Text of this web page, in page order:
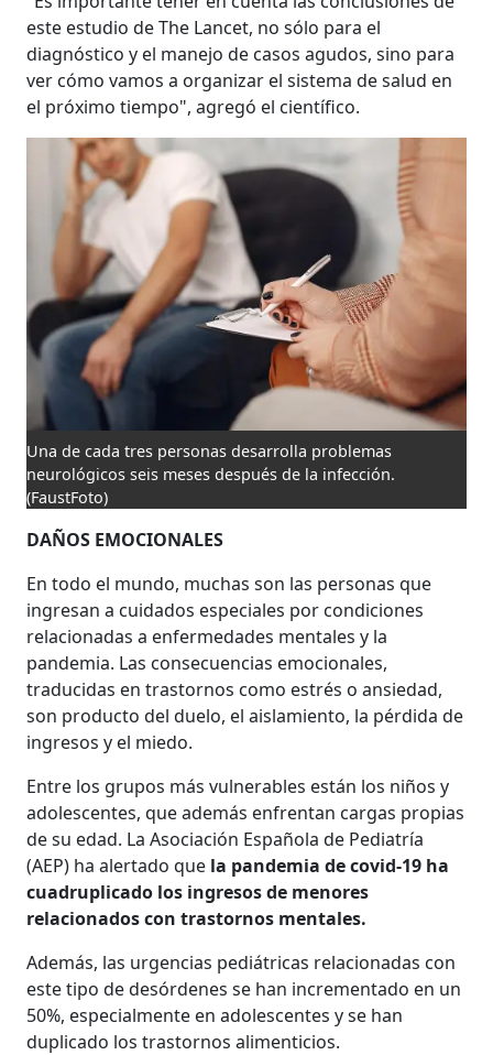
este estudio de The Lancet, no sólo para el
diagnóstico y el manejo de casos agudos, sino para
ver cómo vamos a organizar el sistema de salud en
el próximo tiempo", agregó el científico.
Una de cada tres personas desarrolla problemas
neurológicos seis meses después de la infección.
(FaustFoto)
DAÑOS EMOCIONALES
En todo el mundo, muchas son las personas que
ingresan a cuidados especiales por condiciones
relacionadas a enfermedades mentales y la
pandemia. Las consecuencias emocionales,
traducidas en trastornos como estrés o ansiedad,
son producto del duelo, el aislamiento, la pérdida de
ingresos y el miedo.
Entre los grupos más vulnerables están los niños y
adolescentes, que además enfrentan cargas propias
de su edad. La Asociación Española de Pediatría
(AEP) ha alertado que la pandemia de covid-19 ha
cuadruplicado los ingresos de menores
relacionados con trastornos mentales.
Además, las urgencias pediátricas relacionadas con
este tipo de desórdenes se han incrementado en un
50%, especialmente en adolescentes y se han
duplicado los trastornos alimenticios.